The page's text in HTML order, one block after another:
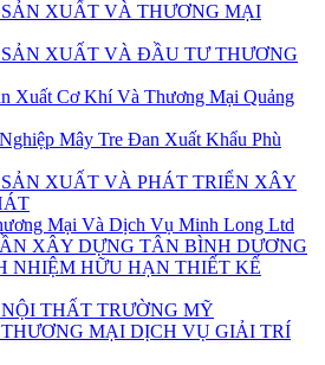
XUẤT VÀ THƯƠNG MẠI
XUẤT VÀ ĐẦU TƯ THƯƠNG
Xuất Cơ Khí Và Thương Mại Quảng
Mây Tre Đan Xuất Khẩu Phù
XUẤT VÀ PHÁT TRIỂN XÂY
Mại Và Dịch Vụ Minh Long Ltd
XÂY DỰNG TÂN BÌNH DƯƠNG
NHIỆM HỮU HẠN THIẾT KẾ
THẤT TRƯỜNG MỸ
MẠI DỊCH VỤ GIẢI TRÍ